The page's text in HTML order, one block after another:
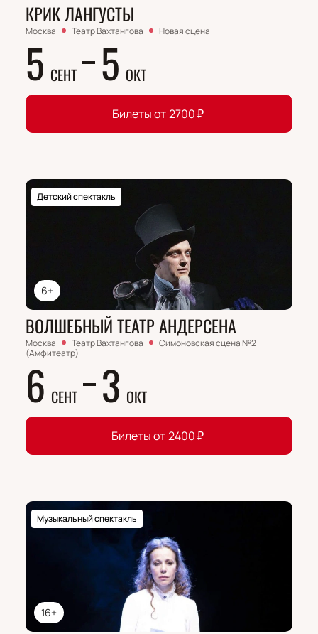
КРИК ЛАНГУСТЫ
Москва Театр Вахтангова Новая сцена
5 СЕНТ 5 ОКТ
Билеты от 2700₽
6+
Детский спектакль
ВОЛШЕБНЫЙ ТЕАТР АНДЕРСЕНА
Москва Театр Вахтангова
Симоновская сцена №2
(Амфитеатр)
6 СЕНТ 3 ОКТ
Билеты от2400₽
16+
Музыкальный спектакль